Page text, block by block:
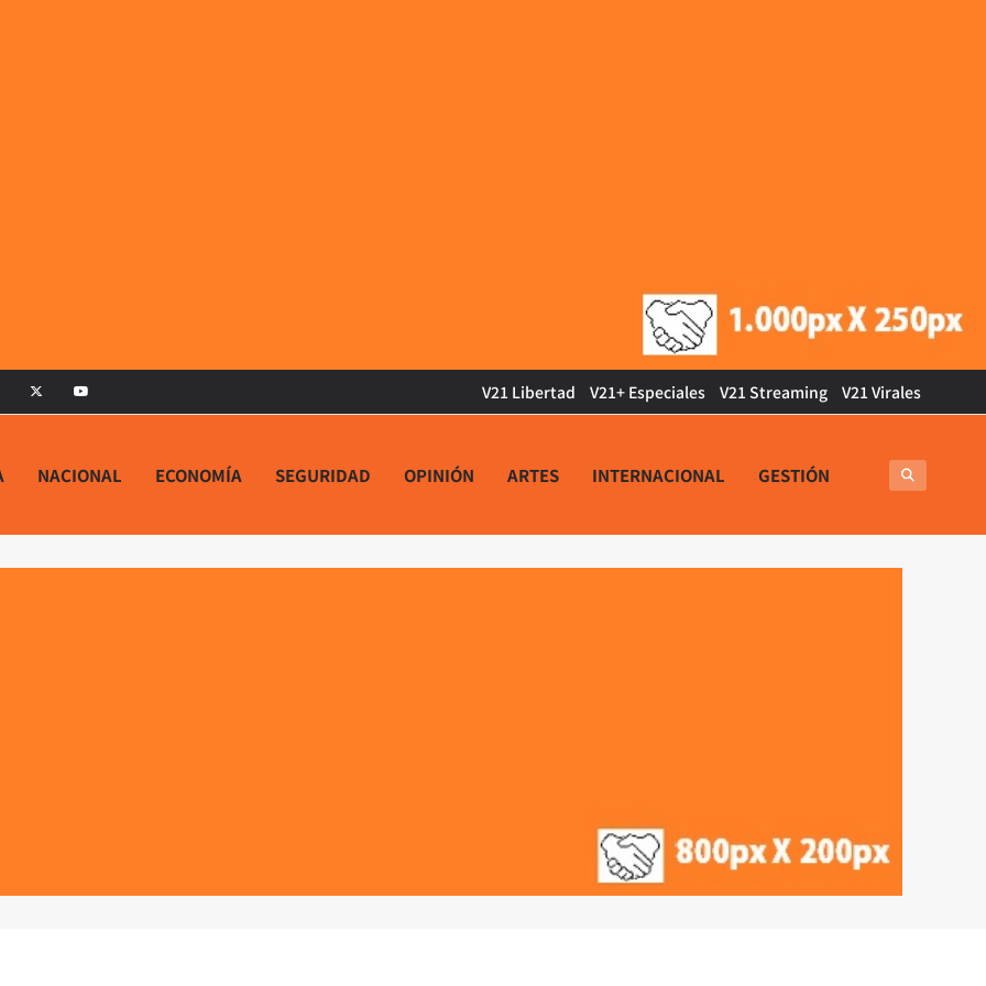
V21 Libertad V21+ Especiales V21 Streaming V21 Virales
NACIONAL ECONOMÍA SEGURIDAD OPINIÓN ARTES INTERNACIONAL GESTIÓN